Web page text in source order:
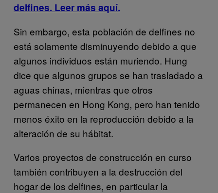
delfines. Leer más aquí.
Sin embargo, esta población de delfines no
está solamente disminuyendo debido a que
algunos individuos están muriendo. Hung
dice que algunos grupos se han trasladado a
aguas chinas, mientras que otros
permanecen en Hong Kong, pero han tenido
menos éxito en la reproducción debido a la
alteración de su hábitat.
Varios proyectos de construcción en curso
también contribuyen a la destrucción del
hogar de los delfines, en particular la